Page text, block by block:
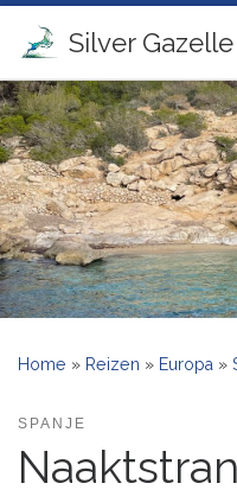
Ga naar inhoud
Silver Gazelle
Home » Reizen » Europa »
SPANJE